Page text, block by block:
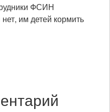
ФСИН
им детей кормить